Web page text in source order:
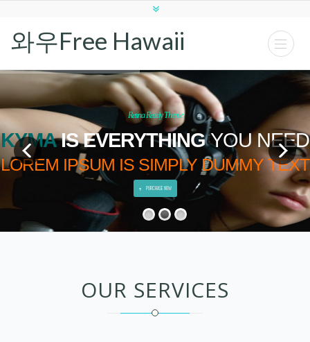
와우Free Hawaii
Retina Ready Theme
KYMAIS EVERYTHINGYOU NEED
LOREM IPSUM IS SIMPLY DUMMY TEXT
PURCHASE NOW
OUR SERVICES